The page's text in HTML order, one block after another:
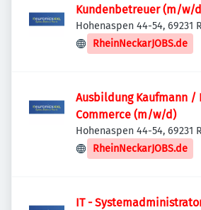
Kundenbetreuer (m/w/
Hohenaspen 44-54, 69231
Deutschland
RheinNeckarJOBS.de
Ausbildung Kaufmann /
Commerce (m/w/d)
Hohenaspen 44-54, 69231
Deutschland
RheinNeckarJOBS.de
IT -